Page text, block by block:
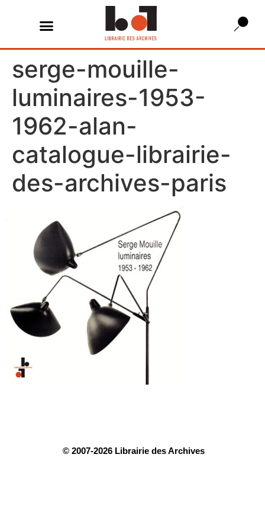
serge-mouille-
luminaires-1953-
1962-alan-
catalogue-librairie-
des-archives-paris
© 2007-2026 Librairie des Archives